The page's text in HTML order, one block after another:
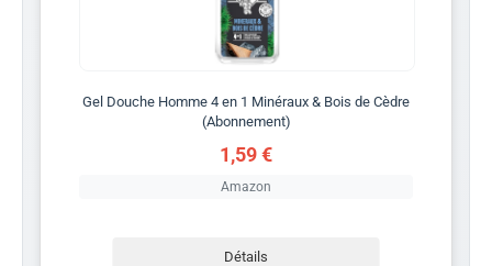
Gel Douche Homme 4 en 1 Minéraux & Bois de Cèdre
(Abonnement)
1,59 €
Amazon
Détails